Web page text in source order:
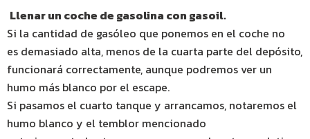
Llenar un coche de gasolina con gasoil.
Si la cantidad de gasóleo que ponemos en el coche no
es demasiado alta, menos de la cuarta parte del depósito,
funcionará correctamente, aunque podremos ver un
humo más blanco por el escape.
Si pasamos el cuarto tanque y arrancamos, notaremos el
humo blanco y el temblor mencionado